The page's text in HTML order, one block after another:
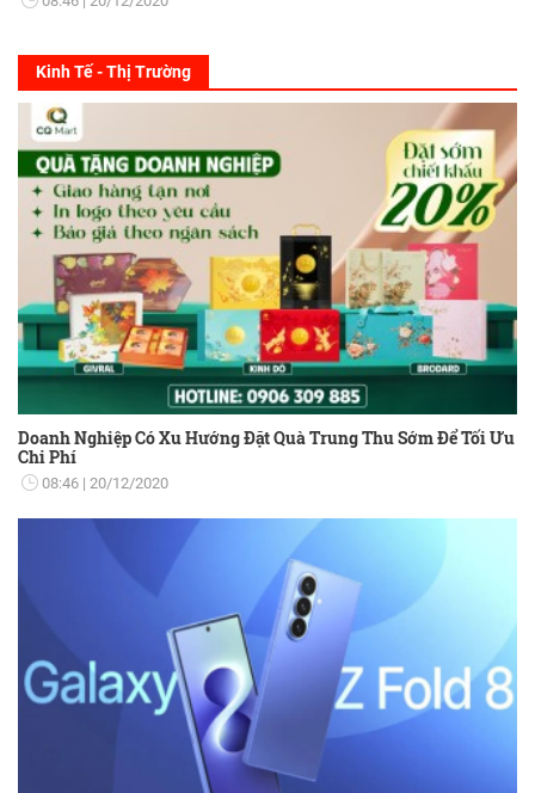
Kinh Tế - Thị Trường
Doanh Nghiệp Có Xu Hướng Đặt Quà Trung Thu Sớm Để Tối Ưu
Chi Phí
08:46 20/12/2020